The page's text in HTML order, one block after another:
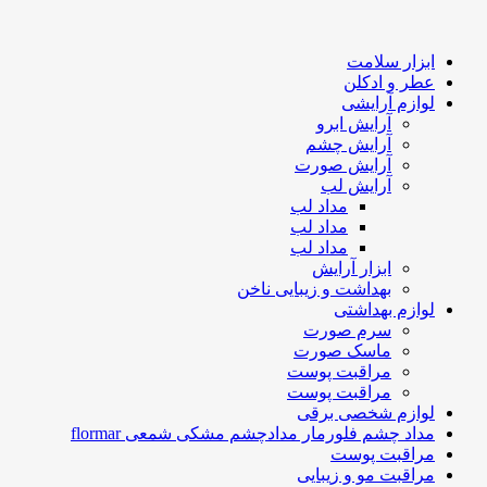
ابزار سلامت
عطر و ادکلن
لوازم آرایشی
آرایش ابرو
آرایش چشم
آرایش صورت
آرایش لب
مداد لب
مداد لب
مداد لب
ابزار آرایش
بهداشت و زیبایی ناخن
لوازم بهداشتی
سرم صورت
ماسک صورت
مراقبت پوست
مراقبت پوست
لوازم شخصی برقی
مداد چشم فلورمار مدادچشم مشکی شمعی flormar
مراقبت پوست
مراقبت مو و زیبایی